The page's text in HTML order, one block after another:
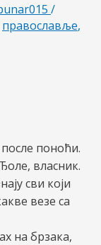
/
православље,
поноћи.
власник.
сви који
везе са
на брзака,